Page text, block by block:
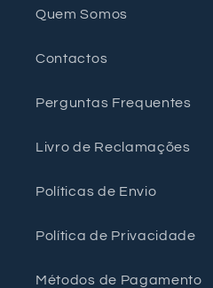
Quem Somos
Contactos
Perguntas Frequentes
Livro de Reclamações
Políticas de Envio
Política de Privacidade
Métodos de Pagamento